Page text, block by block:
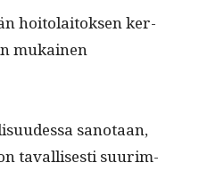
hoito­laitok­sen ker­
mukainen
san­o­taan,
taval­lis­es­ti suurim­